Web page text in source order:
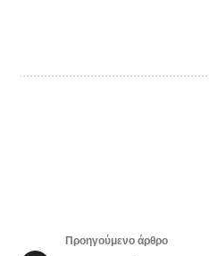
Προηγούμενο άρθρο